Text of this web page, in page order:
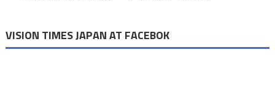
VISION TIMES JAPAN AT FACEBOK